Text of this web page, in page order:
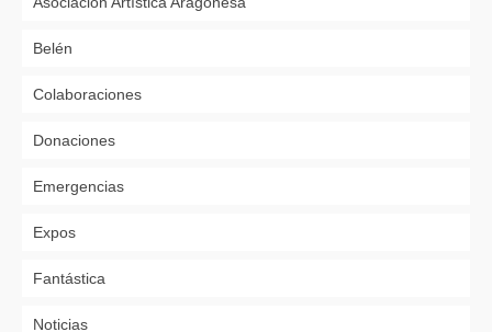
Belén
Colaboraciones
Donaciones
Emergencias
Expos
Fantástica
Noticias